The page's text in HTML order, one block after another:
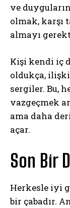
ve
olmak, karşı
almayı
Kişi kendi iç
oldukça,
sergiler. Bu,
vazgeçmek
ama daha
açar.
Son Bir
Herkesle iyi
bir çabadır.